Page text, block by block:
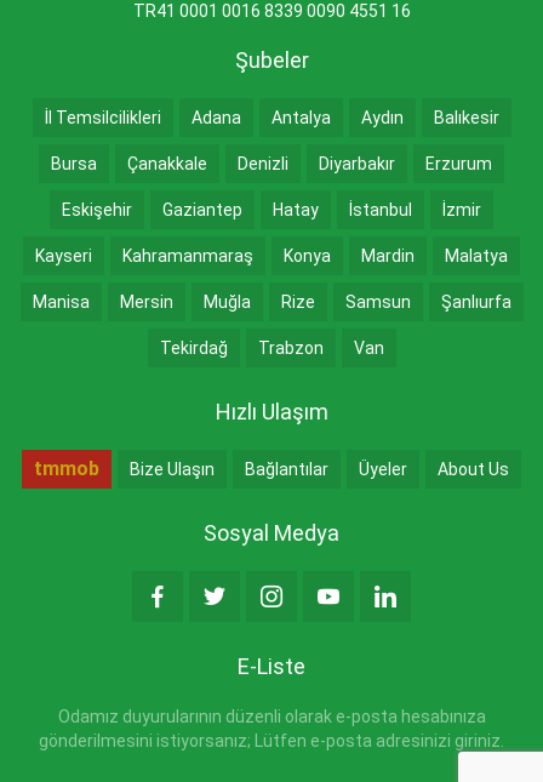
TR41 0001 0016 8339 0090 4551 16
Şubeler
İl Temsilcilikleri Adana Antalya Aydın Balıkesir
Bursa Çanakkale Denizli Diyarbakır Erzurum
Eskişehir Gaziantep Hatay İstanbul İzmir
Kayseri Kahramanmaraş Konya Mardin Malatya
Manisa Mersin Muğla Rize Samsun Şanlıurfa
Tekirdağ Trabzon Van
Hızlı Ulaşım
tmmob Bize Ulaşın Bağlantılar Üyeler About Us
Sosyal Medya
E-Liste
Odamız duyurularının düzenli olarak e-posta hesabınıza
gönderilmesini istiyorsanız; Lütfen e-posta adresinizi giriniz.